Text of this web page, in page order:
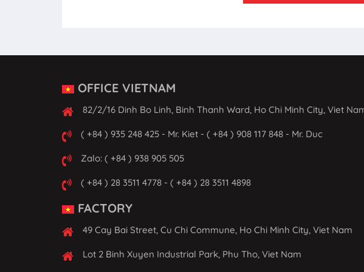
OFFICE VIETNAM
82/2/16 Dinh Bo Linh, Binh Thanh Ward, Ho Chi Minh City, Viet
( +84 ) 935 248 425 - Mr. Kiet - ( +84 ) 908 117 848 - Mr. Duc
Zalo: ( +84 ) 938 905 505
( +84 ) 28 3511 4778 - ( +84 ) 28 3511 4898
FACTORY
49 Cay Bai Street, Cu Chi Commune, Ho Chi Minh City, Viet Nam
Lot 2 Binh Xuyen Industrial Park, Phu Tho, Viet Nam